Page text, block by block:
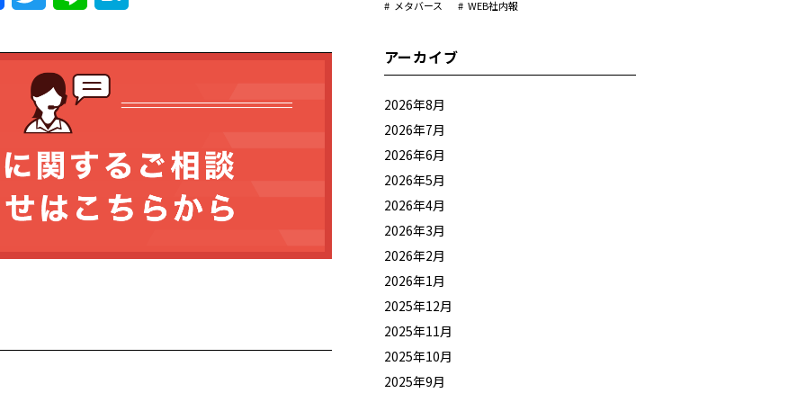
メタバース
WEB社内報
アーカイブ
2026年8月
2026年7月
2026年6月
2026年5月
2026年4月
2026年3月
2026年2月
2026年1月
2025年12月
2025年11月
2025年10月
2025年9月